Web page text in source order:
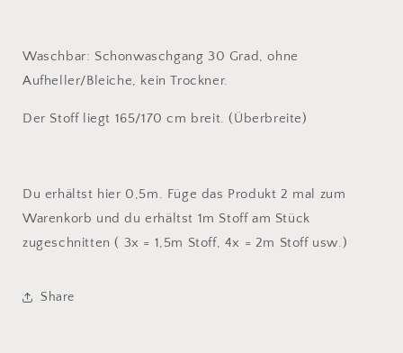
Waschbar: Schonwaschgang 30 Grad, ohne
Aufheller/Bleiche, kein Trockner.
Der Stoff liegt 165/170 cm breit. (Überbreite)
Du erhältst hier 0,5m. Füge das Produkt 2 mal zum
Warenkorb und du erhältst 1m Stoff am Stück
zugeschnitten ( 3x = 1,5m Stoff, 4x = 2m Stoff usw.)
Share